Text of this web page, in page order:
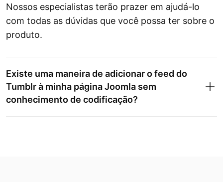
Nossos especialistas terão prazer em ajudá-lo
com todas as dúvidas que você possa ter sobre o
produto.
Existe uma maneira de adicionar o feed do
Tumblr à minha página Joomla sem
conhecimento de codificação?